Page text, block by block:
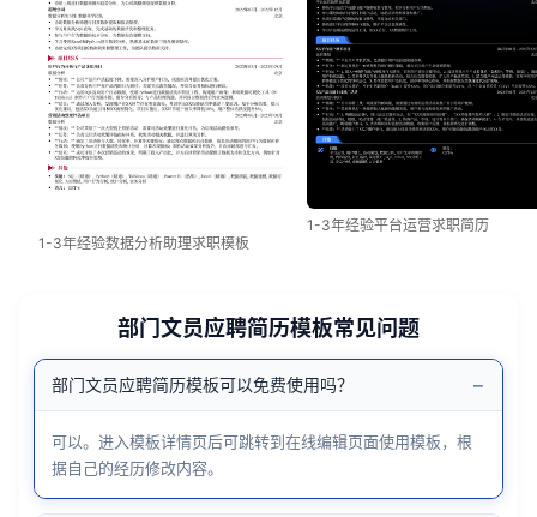
1-3年经验数据分析助理求职模板
1-3年经验平台运营求职简历
部门文员应聘简历模板常见问题
部门文员应聘简历模板可以免费使用吗？ −
可以。进入模板详情页后可跳转到在线编辑页面使用模板，根
据自己的经历修改内容。